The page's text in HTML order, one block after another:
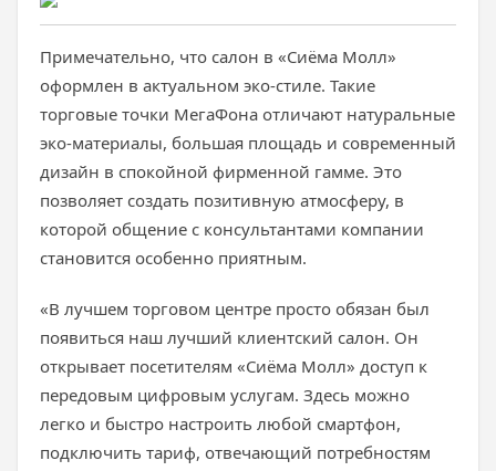
Примечательно, что салон в «Сиёма Молл»
оформлен в актуальном эко-стиле. Такие
торговые точки МегаФона отличают натуральные
эко-материалы, большая площадь и современный
дизайн в спокойной фирменной гамме. Это
позволяет создать позитивную атмосферу, в
которой общение с консультантами компании
становится особенно приятным.
«В лучшем торговом центре просто обязан был
появиться наш лучший клиентский салон. Он
открывает посетителям «Сиёма Молл» доступ к
передовым цифровым услугам. Здесь можно
легко и быстро настроить любой смартфон,
подключить тариф, отвечающий потребностям